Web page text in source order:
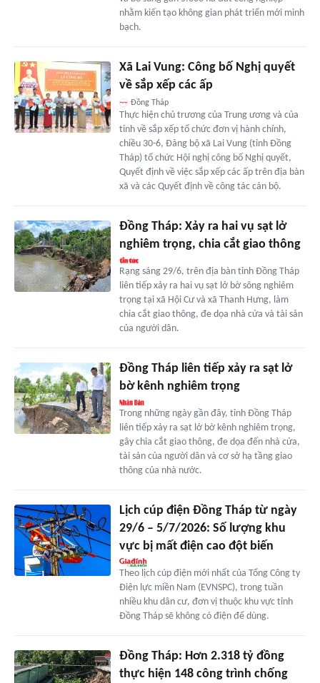
nhằm kiến tạo không gian phát triển mới minh
bạch.
Xã Lai Vung: Công bố Nghị quyết
về sắp xếp các ấp
Đồng Tháp
Thực hiện chủ trương của Trung ương và của
tỉnh về sắp xếp tổ chức đơn vị hành chính,
chiều 30-6, Đảng bộ xã Lai Vung (tỉnh Đồng
Tháp) tổ chức Hội nghị công bố Nghị quyết,
Quyết định về việc sắp xếp các ấp trên địa bàn
xã và các Quyết định về công tác cán bộ.
Đồng Tháp: Xảy ra hai vụ sạt lở
nghiêm trọng, chia cắt giao thông
Rạng sáng 29/6, trên địa bàn tỉnh Đồng Tháp
liên tiếp xảy ra hai vụ sạt lở bờ sông nghiêm
trọng tại xã Hội Cư và xã Thanh Hưng, làm
chia cắt giao thông, đe dọa nhà cửa và tài sản
của người dân.
Đồng Tháp liên tiếp xảy ra sạt lở
bờ kênh nghiêm trọng
Trong những ngày gần đây, tỉnh Đồng Tháp
liên tiếp xảy ra sạt lở bờ kênh nghiêm trọng,
gây chia cắt giao thông, đe dọa đến nhà cửa,
tài sản của người dân và cơ sở hạ tầng giao
thông của nhà nước.
Lịch cúp điện Đồng Tháp từ ngày
29/6 – 5/7/2026: Số lượng khu
vực bị mất điện cao đột biến
Theo lịch cúp điện mới nhất của Tổng Công ty
Điện lực miền Nam (EVNSPC), trong tuần
nhiều khu dân cư, đơn vị thuộc khu vực tỉnh
Đồng Tháp sẽ không có điện để dùng.
Đồng Tháp: Hơn 2.318 tỷ đồng
thực hiện 148 công trình chống